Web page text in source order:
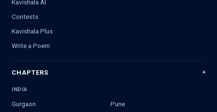
Kavishala AI
Contests
Kavishala Plus
Write a Poem
CHAPTERS
INDIA
Gurgaon Pune